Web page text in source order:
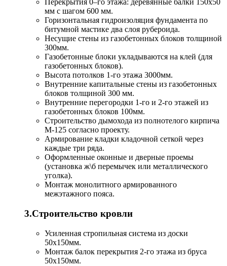
Перекрытия 0–го этажа: деревянные балки 150х50
мм с шагом 600 мм.
Горизонтальная гидроизоляция фундамента по
битумной мастике два слоя рубероида.
Несущие стены из газобетонных блоков толщиной
300мм.
Газобетонные блоки укладываются на клей (для
газобетонных блоков).
Высота потолков 1-го этажа 3000мм.
Внутренние капитальные стены из газобетонных
блоков толщиной 300 мм.
Внутренние перегородки 1-го и 2-го этажей из
газобетонных блоков 100мм.
Строительство дымохода из полнотелого кирпича
М-125 согласно проекту.
Армирование кладки кладочной сеткой через
каждые три ряда.
Оформленные оконные и дверные проемы
(установка ж\б перемычек или металлического
уголка).
Монтаж монолитного армированного
межэтажного пояса.
3.Строительство кровли
Усиленная стропильная система из доски
50х150мм.
Монтаж балок перекрытия 2-го этажа из бруса
50х150мм.